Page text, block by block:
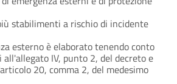
stabilimenti a rischio di incidente
esterno è elaborato tenendo conto
IV, punto 2, del decreto e
20, comma 2, del medesimo